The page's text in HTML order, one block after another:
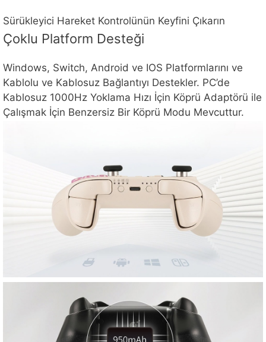
Sürükleyici Hareket Kontrolünün Keyfini Çıkarın
Çoklu Platform Desteği
Windows, Switch, Android ve IOS Platformlarını ve
Kablolu ve Kablosuz Bağlantıyı Destekler. PC’de
Kablosuz 1000Hz Yoklama Hızı İçin Köprü Adaptörü ile
Çalışmak İçin Benzersiz Bir Köprü Modu Mevcuttur.